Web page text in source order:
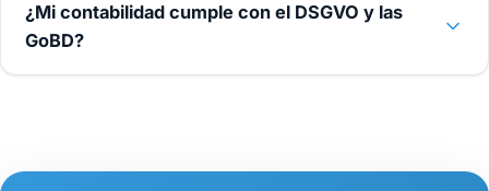
¿Mi contabilidad cumple con el DSGVO y las
GoBD?